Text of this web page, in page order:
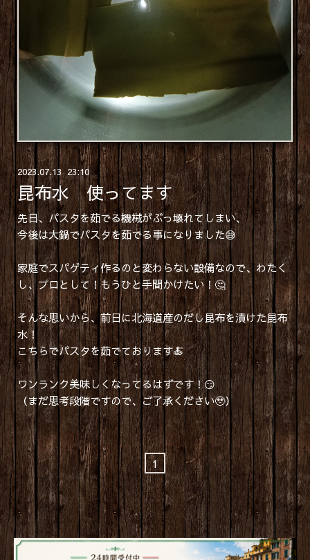
2023.07.13 23:10
昆布水 使ってます
先日、パスタを茹でる機械がぶっ壊れてしまい、
今後は大鍋でパスタを茹でる事になりました😅
家庭でスパゲティ作るのと変わらない設備なので、わたく
し、プロとして！もうひと手間かけたい！🤔
そんな思いから、前日に北海道産のだし昆布を漬けた昆布
水！
こちらでパスタを茹でております🍝
ワンランク美味しくなってるはずです！😏
（まだ思考段階ですので、ご了承ください🥹）
1